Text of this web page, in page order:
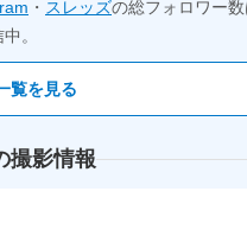
・ スレッズの総フォロワー
。
覧を見る
撮影情報